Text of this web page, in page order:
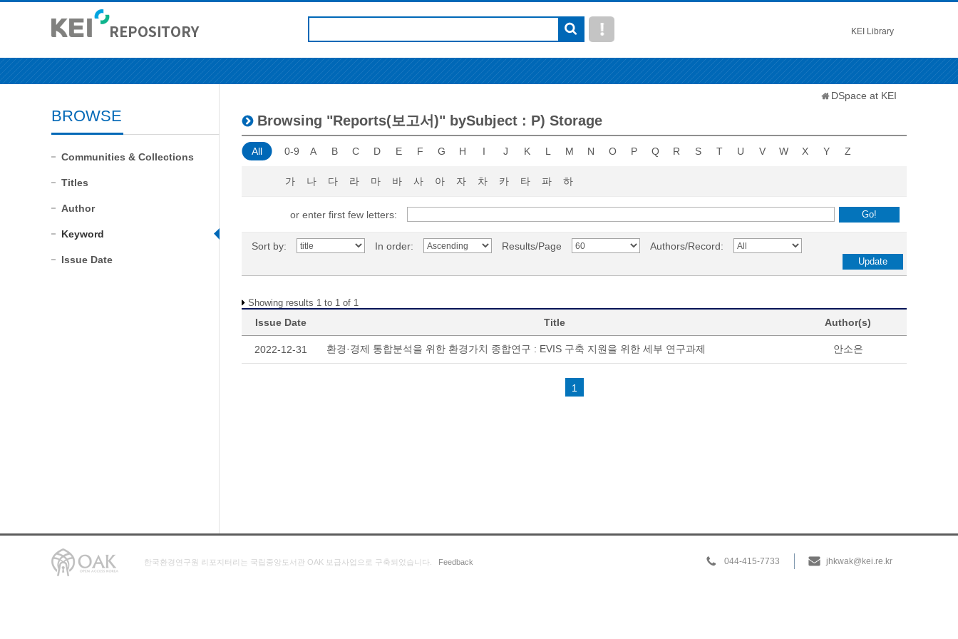
KEI Library
BROWSE
Communities & Collections
Titles
Author
Keyword
Issue Date
DSpace at KEI
Browsing "Reports(보고서)" bySubject : P) Storage
All 0-9 A B C D E F G H I J K L M N O P Q R S T U V W X Y Z
가 나 다 라 마 바 사 아 자 차 카 타 파 하
or enter first few letters:
Sort by: In order: Results/Page Authors/Record:
Showing results 1 to 1 of 1
Issue Date Title Author(s)
2022-12-31 환경·경제 통합분석을 위한 환경가치 종합연구 : EVIS 구축 지원을 위한 세부 연구과제 안소은
1
044-415-7733 jhkwak@kei.re.kr
한국환경연구원 리포지터리는 국립중앙도서관 OAK 보급사업으로 구축되었습니다. Feedback